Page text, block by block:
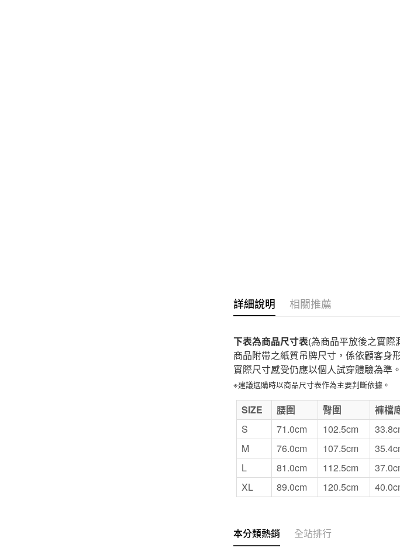
詳細說明 相關推薦
下表為商品尺寸表(為商品平放後之實際
商品附帶之紙質吊牌尺寸，係依顧客身
實際尺寸感受仍應以個人試穿體驗為準。
※建議選購時以商品尺寸表作為主要判斷依據。
SIZE 腰圍 臀圍 褲檔
S
71.0cm 102.5cm
M
76.0cm 107.5cm
L
81.0cm 112.5cm
XL
89.0cm 120.5cm
本分類熱銷 全站排行